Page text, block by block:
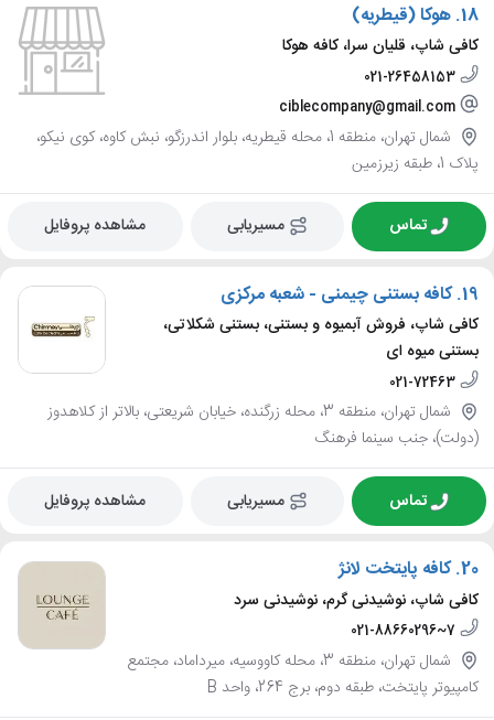
18. هوکا (قیطریه)
کافی شاپ، قلیان سرا، کافه هوکا
021-26458153
ciblecompany@gmail.com
شمال تهران، منطقه 1، محله قیطریه، بلوار اندرزگو، نبش کاوه، کوی نیکو،
پلاک 1، طبقه زیرزمین
تماس مسیریابی مشاهده پروفایل
19. کافه بستنی چیمنی - شعبه مرکزی
کافی شاپ، فروش آبمیوه و بستنی، بستنی شکلاتی،
بستنی میوه ای
021-72463
شمال تهران، منطقه 3، محله زرگنده، خیابان شریعتی، بالاتر از کلاهدوز
(دولت)، جنب سینما فرهنگ
تماس مسیریابی مشاهده پروفایل
20. کافه پایتخت لانژ
کافی شاپ، نوشیدنی گرم، نوشیدنی سرد
021-88660296~7
شمال تهران، منطقه 3، محله کاووسیه، میرداماد، مجتمع
کامپیوتر پایتخت، طبقه دوم، برج 264، واحد B